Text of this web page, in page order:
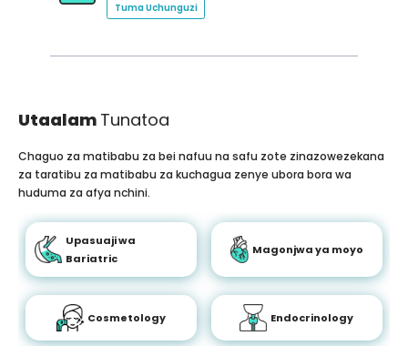
Tuma Uchunguzi
Utaalam Tunatoa
Chaguo za matibabu za bei nafuu na safu zote zinazowezekana
za taratibu za matibabu za kuchagua zenye ubora bora wa
huduma za afya nchini.
Upasuaji wa
Bariatric
Magonjwa ya moyo
Cosmetology Endocrinology